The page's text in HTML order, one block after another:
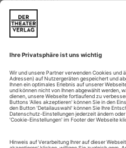
Intensität
Seine Anfänge liegen im
(Westfalen). Seit Jahren
Musiktheaterwelt sein
Zeppenfeld zunächst mit
einem der wichtigsten
Interview
Innovation
Sie ist eine Grenzgängerin,